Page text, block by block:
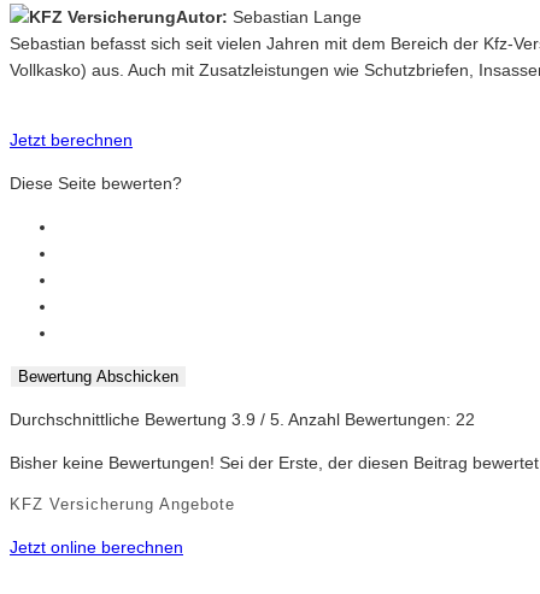
Autor: Sebastian Lange
Sebastian befasst sich seit vielen Jahren mit dem Bereich der Kfz-
Vollkasko) aus. Auch mit Zusatzleistungen wie Schutzbriefen,
Jetzt berechnen
Diese Seite bewerten?
Bewertung Abschicken
Durchschnittliche Bewertung 3.9 / 5. Anzahl Bewertungen: 22
Bisher keine Bewertungen! Sei der Erste, der diesen Beitrag
KFZ Versicherung Angebote
Jetzt online berechnen